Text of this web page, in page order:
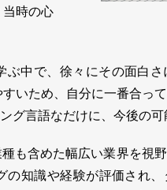
時の心
中で、徐々にその面白さ
いため、自分に一番合っ
グ言語なだけに、今後の可
も含めた幅広い業界を視野
の知識や経験が評価され